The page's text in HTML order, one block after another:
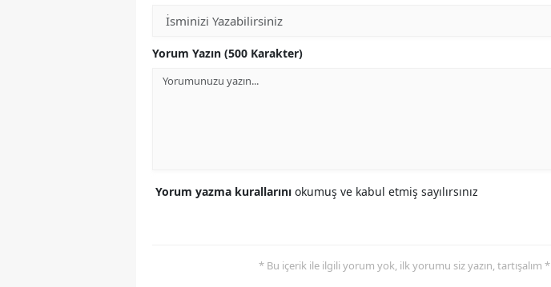
Yorum Yazın (500 Karakter)
Yorum yazma kurallarını okumuş ve kabul etmiş sayılırsınız
* Bu içerik ile ilgili yorum yok, ilk yorumu siz yazın, tartışalım *